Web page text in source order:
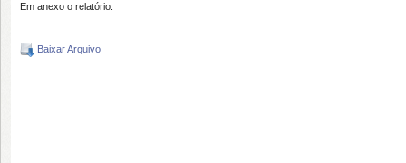
Em anexo o relatório.
Baixar Arquivo